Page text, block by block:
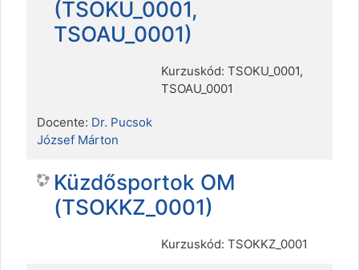
(TSOKU_0001,
TSOAU_0001)
Kurzuskód: TSOKU_0001,
TSOAU_0001
Docente: Dr. Pucsok
József Márton
Küzdősportok OM
(TSOKKZ_0001)
Kurzuskód: TSOKKZ_0001